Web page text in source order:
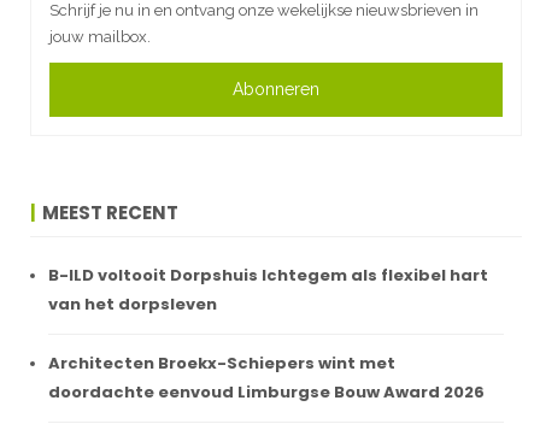
Schrijf je nu in en ontvang onze wekelijkse nieuwsbrieven in
jouw mailbox.
Abonneren
MEEST RECENT
B-ILD voltooit Dorpshuis Ichtegem als flexibel hart
van het dorpsleven
Architecten Broekx-Schiepers wint met
doordachte eenvoud Limburgse Bouw Award 2026